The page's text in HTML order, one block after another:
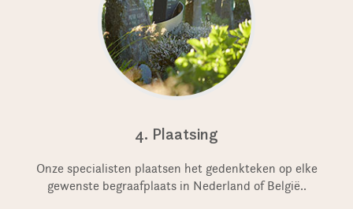
4. Plaatsing
Onze specialisten plaatsen het gedenkteken op elke
gewenste begraafplaats in Nederland of België..